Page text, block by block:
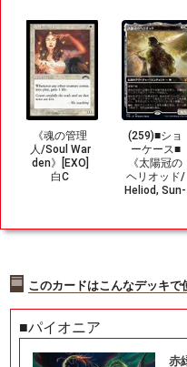
《魂の管理
人/Soul War
den》[EXO]
白C
(259)■ショ
ーケース■
《太陽冠の
ヘリオッド/
Heliod, Sun-
R
このカードはこんなデッキで
■パイオニア
赤